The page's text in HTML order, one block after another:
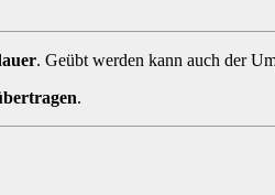
. Geübt werden kann auch der
.